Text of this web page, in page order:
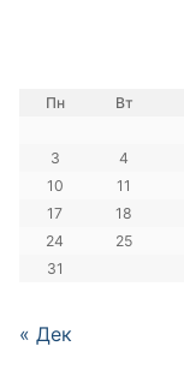
Пн Вт
3
4
10
11
17
18
24
25
31
« Дек